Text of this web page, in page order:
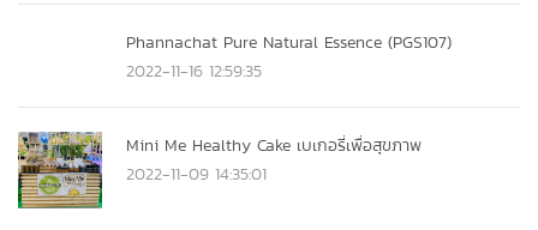
Phannachat Pure Natural Essence (PGS107)
2022-11-16 12:59:35
Mini Me Healthy Cake เบเกอรี่เพื่อสุขภาพ
2022-11-09 14:35:01